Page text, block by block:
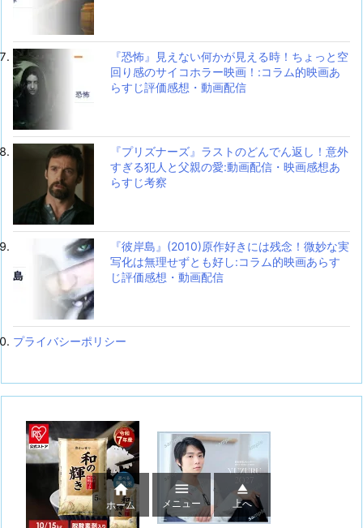
『恐怖』見えない何かが見える時！ちょっと空
回り感のサイコホラー映画！:コラム的映画あ
らすじ評価感想・動画配信
『プリズナーズ』ラストのどんでん返し！意外
すぎる犯人と父親の愛:動画配信・映画感想あ
らすじ考察
『彼岸島』(2010)原作好きには残念！微妙な実
写化は無理せずとも好し:コラム的映画あらす
じ評価感想・動画配信
プライバシーポリシー

ホーム

メニュー

上へ